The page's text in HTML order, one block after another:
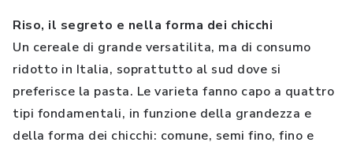
Riso, il segreto e nella forma dei chicchi
Un cereale di grande versatilita, ma di consumo
ridotto in Italia, soprattutto al sud dove si
preferisce la pasta. Le varieta fanno capo a quattro
tipi fondamentali, in funzione della grandezza e
della forma dei chicchi: comune, semi fino, fino e